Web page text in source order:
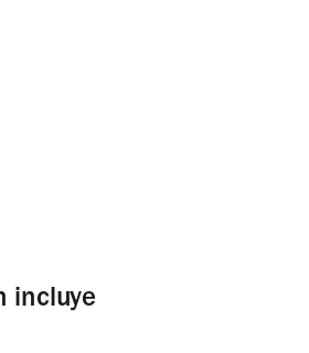
incluye